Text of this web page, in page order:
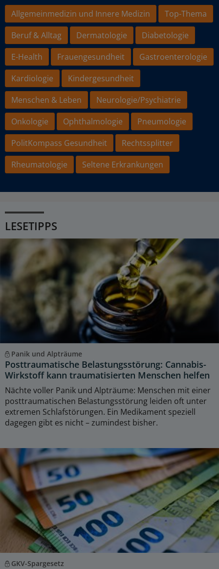
Allgemeinmedizin und Innere Medizin
Top-Thema
Beruf & Alltag
Dermatologie
Diabetologie
E-Health
Frauengesundheit
Gastroenterologie
Kardiologie
Kindergesundheit
Menschen & Leben
Neurologie/Psychiatrie
Onkologie
Ophthalmologie
Pneumologie
PolitKompass Gesundheit
Rechtssplitter
Rheumatologie
Seltene Erkrankungen
LESETIPPS
Panik und Alpträume
Posttraumatische Belastungsstörung: Cannabis-
Wirkstoff kann traumatisierten Menschen helfen
Nächte voller Panik und Alpträume: Menschen mit einer
posttraumatischen Belastungsstörung leiden oft unter
extremen Schlafstörungen. Ein Medikament speziell
dagegen gibt es nicht – zumindest bisher.
GKV-Spargesetz